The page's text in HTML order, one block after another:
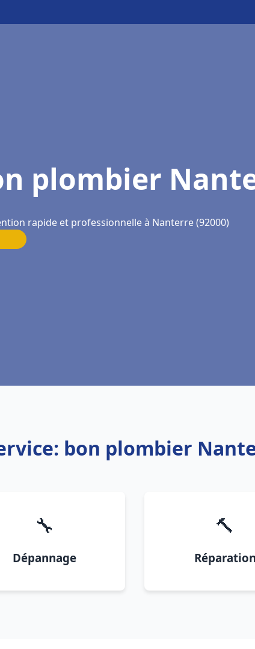
plombier
rapide et professionnelle à Nanterre (92000)
bon plombier
🔧
Dépannage
🔨
Réparation